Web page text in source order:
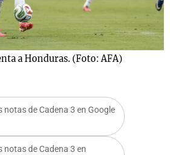
a Honduras. (Foto: AFA)
notas de Cadena 3 en Google
notas de Cadena 3 en